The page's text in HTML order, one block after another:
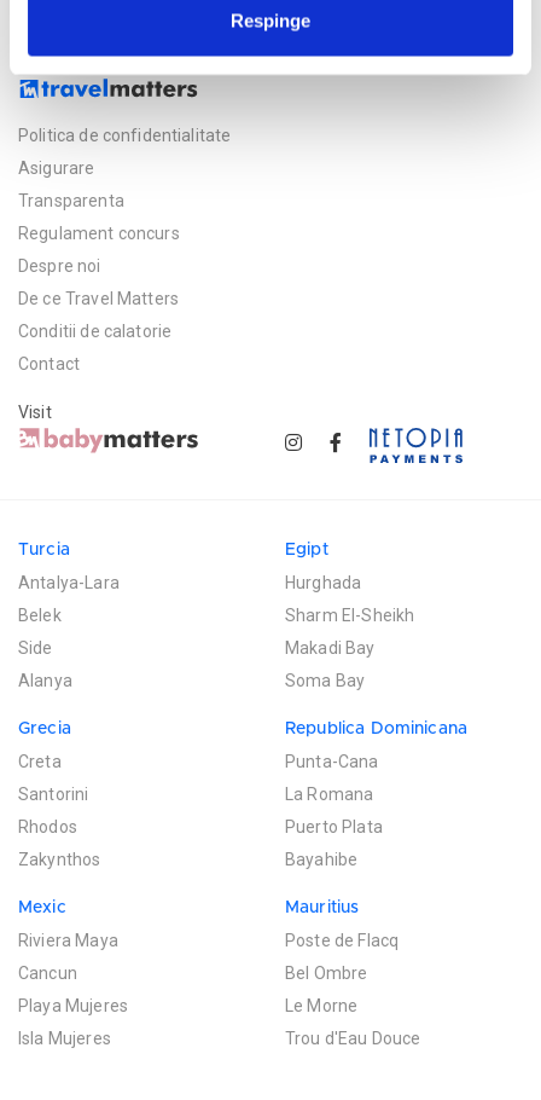
Respinge
Politica de confidentialitate
Asigurare
Transparenta
Regulament concurs
Despre noi
De ce Travel Matters
Conditii de calatorie
Contact
Visit
Turcia
Antalya-Lara
Belek
Side
Alanya
Egipt
Hurghada
Sharm El-Sheikh
Makadi Bay
Soma Bay
Grecia
Creta
Santorini
Rhodos
Zakynthos
Republica Dominicana
Punta-Cana
La Romana
Puerto Plata
Bayahibe
Mexic
Riviera Maya
Cancun
Playa Mujeres
Isla Mujeres
Mauritius
Poste de Flacq
Bel Ombre
Le Morne
Trou d'Eau Douce